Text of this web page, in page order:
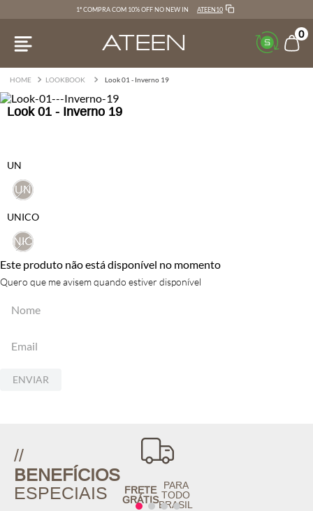
1ª COMPRA COM 10% OFF NO NEW IN ATEEN10
0
LOOKBOOK Look 01 - Inverno 19
Look 01 - Inverno 19
UNICO
UNICO
UN
UN
Este produto não está disponível no momento
Quero que me avisem quando estiver disponível
ENVIAR
//
BENEFÍCIOS
ESPECIAIS
FRETE
GRÁTIS
PARA
TODO
BRASIL